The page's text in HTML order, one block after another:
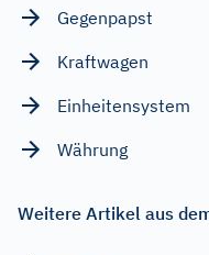
Gegenpapst
Kraftwagen
Einheitensystem
Währung
Weitere Artikel aus